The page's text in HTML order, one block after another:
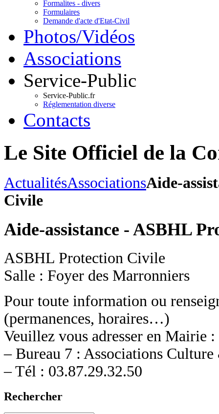
Formalites - divers
Formulaires
Demande d'acte d'Etat-Civil
Photos/Vidéos
Associations
Service-Public
Service-Public.fr
Réglementation diverse
Contacts
Le Site Officiel de la
ActualitésAssociationsAide-
Civile
Aide-assistance - ASBHL
ASBHL Protection Civile
Salle : Foyer des Marronniers
Pour toute information ou
(permanences, horaires…)
Veuillez vous adresser en Mairie :
– Bureau 7 : Associations
– Tél : 03.87.29.32.50
Rechercher